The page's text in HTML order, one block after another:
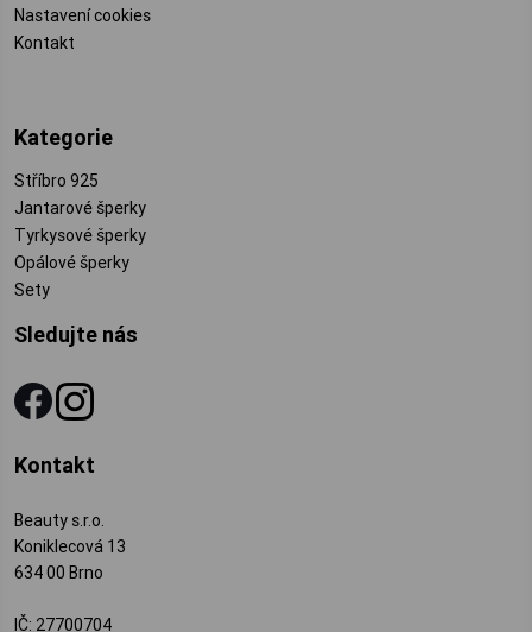
Nastavení cookies
Kontakt
Kategorie
Stříbro 925
Jantarové šperky
Tyrkysové šperky
Opálové šperky
Sety
Sledujte nás
Kontakt
Beauty s.r.o.
Koniklecová 13
634 00 Brno
IČ: 27700704